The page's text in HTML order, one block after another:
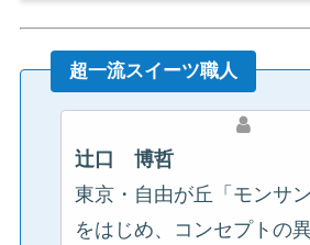
超一流スイーツ職人
辻口 博哲
東京・自由が丘「モンサ
をはじめ、コンセプトの